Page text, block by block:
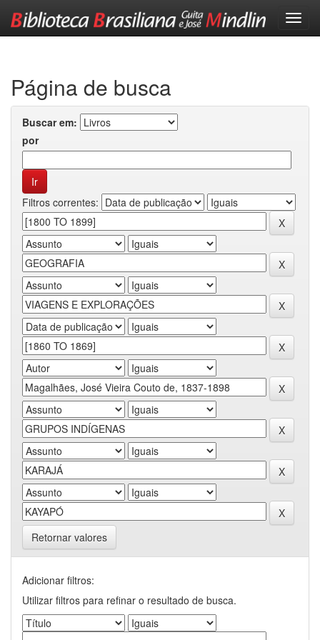
Página de busca
Buscar em:
por
Filtros correntes:
Retornar valores
Adicionar filtros:
Utilizar filtros para refinar o resultado de busca.